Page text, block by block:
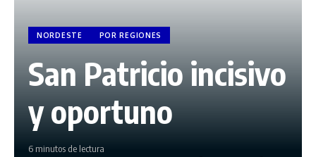
NORDESTE POR REGIONES
San Patricio incisivo
y oportuno
6 minutos de lectura